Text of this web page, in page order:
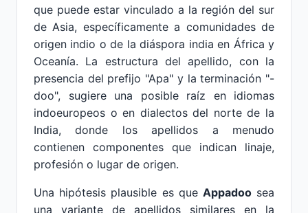
que puede estar vinculado a la región del sur
de Asia, específicamente a comunidades de
origen indio o de la diáspora india en África y
Oceanía. La estructura del apellido, con la
presencia del prefijo "Apa" y la terminación "-
doo", sugiere una posible raíz en idiomas
indoeuropeos o en dialectos del norte de la
India, donde los apellidos a menudo
contienen componentes que indican linaje,
profesión o lugar de origen.
Una hipótesis plausible es que Appadoosea
una variante de apellidos similares en la